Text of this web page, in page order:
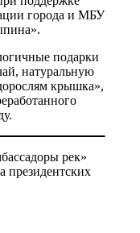
города и МБУ
подарки
натуральную
крышка»,
рек»
президентских